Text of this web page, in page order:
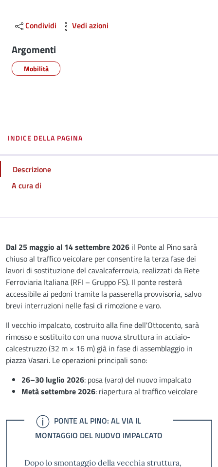
Condividi Vedi azioni
Argomenti
Mobilità
INDICE DELLA PAGINA
Descrizione
A cura di
Descrizione
Dal 25 maggio al 14 settembre 2026 il Ponte al Pino sarà
chiuso al traffico veicolare per consentire la terza fase dei
lavori di sostituzione del cavalcaferrovia, realizzati da Rete
Ferroviaria Italiana (RFI – Gruppo FS). Il ponte resterà
accessibile ai pedoni tramite la passerella provvisoria, salvo
brevi interruzioni nelle fasi di rimozione e varo.
Il vecchio impalcato, costruito alla fine dell'Ottocento, sarà
rimosso e sostituito con una nuova struttura in acciaio-
calcestruzzo (32 m × 16 m) già in fase di assemblaggio in
piazza Vasari. Le operazioni principali sono:
26–30 luglio 2026: posa (varo) del nuovo impalcato
Metà settembre 2026: riapertura al traffico veicolare
INFORMAZIONI
PONTE AL PINO: AL VIA IL
MONTAGGIO DEL NUOVO IMPALCATO
Dopo lo smontaggio della vecchia struttura,